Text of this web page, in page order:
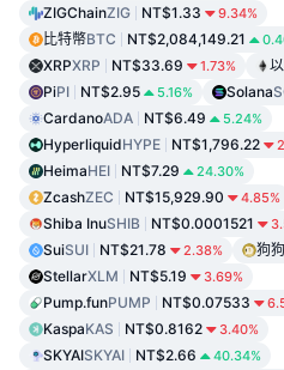
ZIGChainZIG NT$1.33 9.34%
比特幣BTC NT$2,084,149.21
XRPXRP NT$33.69 1.73%
PiPI NT$2.95 5.16% Solana
CardanoADA NT$6.49 5.24%
HyperliquidHYPE NT$1,796.22
HeimaHEI NT$7.29 24.30%
ZcashZEC NT$15,929.90 4.85%
Shiba InuSHIB NT$0.0001521
SuiSUI NT$21.78 2.38% 狗
StellarXLM NT$5.19 3.69%
Pump.funPUMP NT$0.07533
KaspaKAS NT$0.8162 3.40%
SKYAISKYAI NT$2.66 40.34%